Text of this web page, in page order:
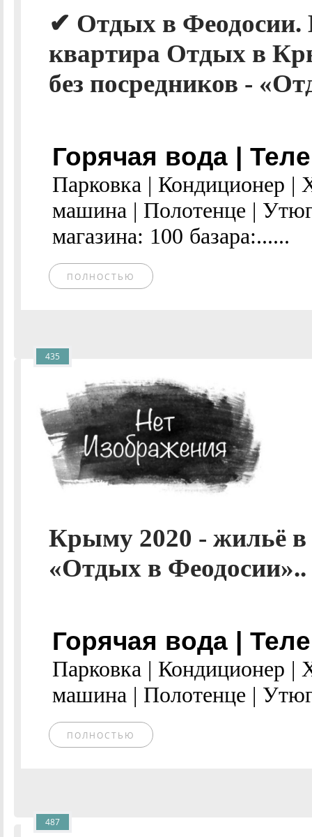
✔ Отдых в Феодосии.
квартира Отдых в
без посредников -
Горячая вода |
Парковка | Кондиционер |
машина | Полотенце |
магазина: 100 базара:......
ПОЛНОСТЬЮ
Крыму 2020 - жильё в
«Отдых в Феодосии»..
Горячая вода |
Парковка | Кондиционер |
машина | Полотенце |
ПОЛНОСТЬЮ
435
487